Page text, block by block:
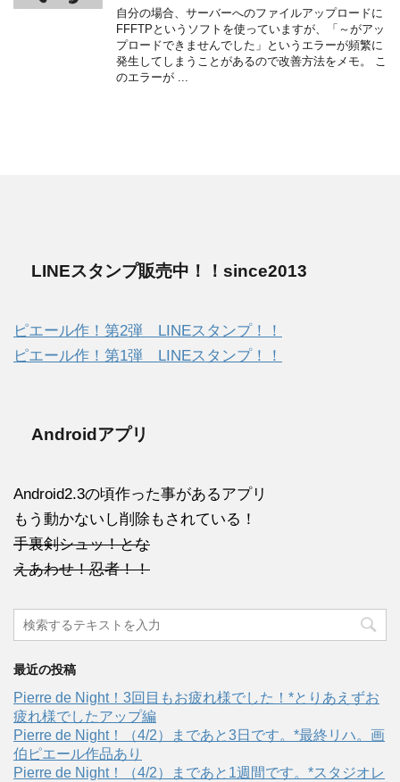
自分の場合、サーバーへのファイルアップロードに
FFFTPというソフトを使っていますが、「～がアッ
プロードできませんでした」というエラーが頻繁に
発生してしまうことがあるので改善方法をメモ。 こ
のエラーが ...
LINEスタンプ販売中！！since2013
ピエール作！第2弾 LINEスタンプ！！
ピエール作！第1弾 LINEスタンプ！！
Androidアプリ
Android2.3の頃作った事があるアプリ
もう動かないし削除もされている！
手裏剣シュッ！とな
えあわせ！忍者！！
最近の投稿
Pierre de Night！3回目もお疲れ様でした！*とりあえずお
疲れ様でしたアップ編
Pierre de Night！（4/2）まであと3日です。*最終リハ。画
伯ピエール作品あり
Pierre de Night！（4/2）まであと1週間です。*スタジオレ